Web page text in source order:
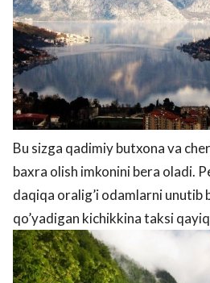
Bu sizga qadimiy butxona va
baxra olish imkonini bera oladi.
daqiqa oralig’i odamlarni unutib
qo’yadigan kichikkina taksi